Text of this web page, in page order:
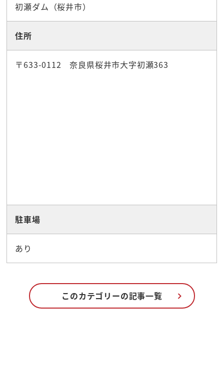
初瀬ダム（桜井市）
住所
〒633-0112 奈良県桜井市大字初瀬363
駐車場
あり
このカテゴリーの記事一覧